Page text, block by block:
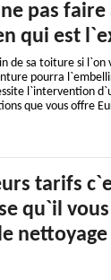
pas faire
qui est
de sa toiture si
pourra
l`intervention
que vous offre
tarifs
qu`il